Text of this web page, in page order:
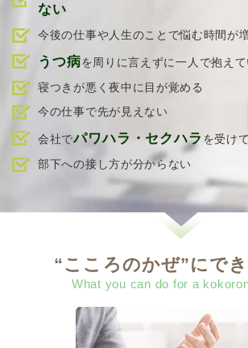
ない
今後の仕事や人生のことで悩む時間が
うつ病を周りに言えずに一人で抱えて
寝つきが悪く夜中に目が覚める
今の仕事で先が見えない
会社でパワハラ・セクハラ を受け
部下への接し方が分からない
“こころのかぜ”にで
What you can do for a